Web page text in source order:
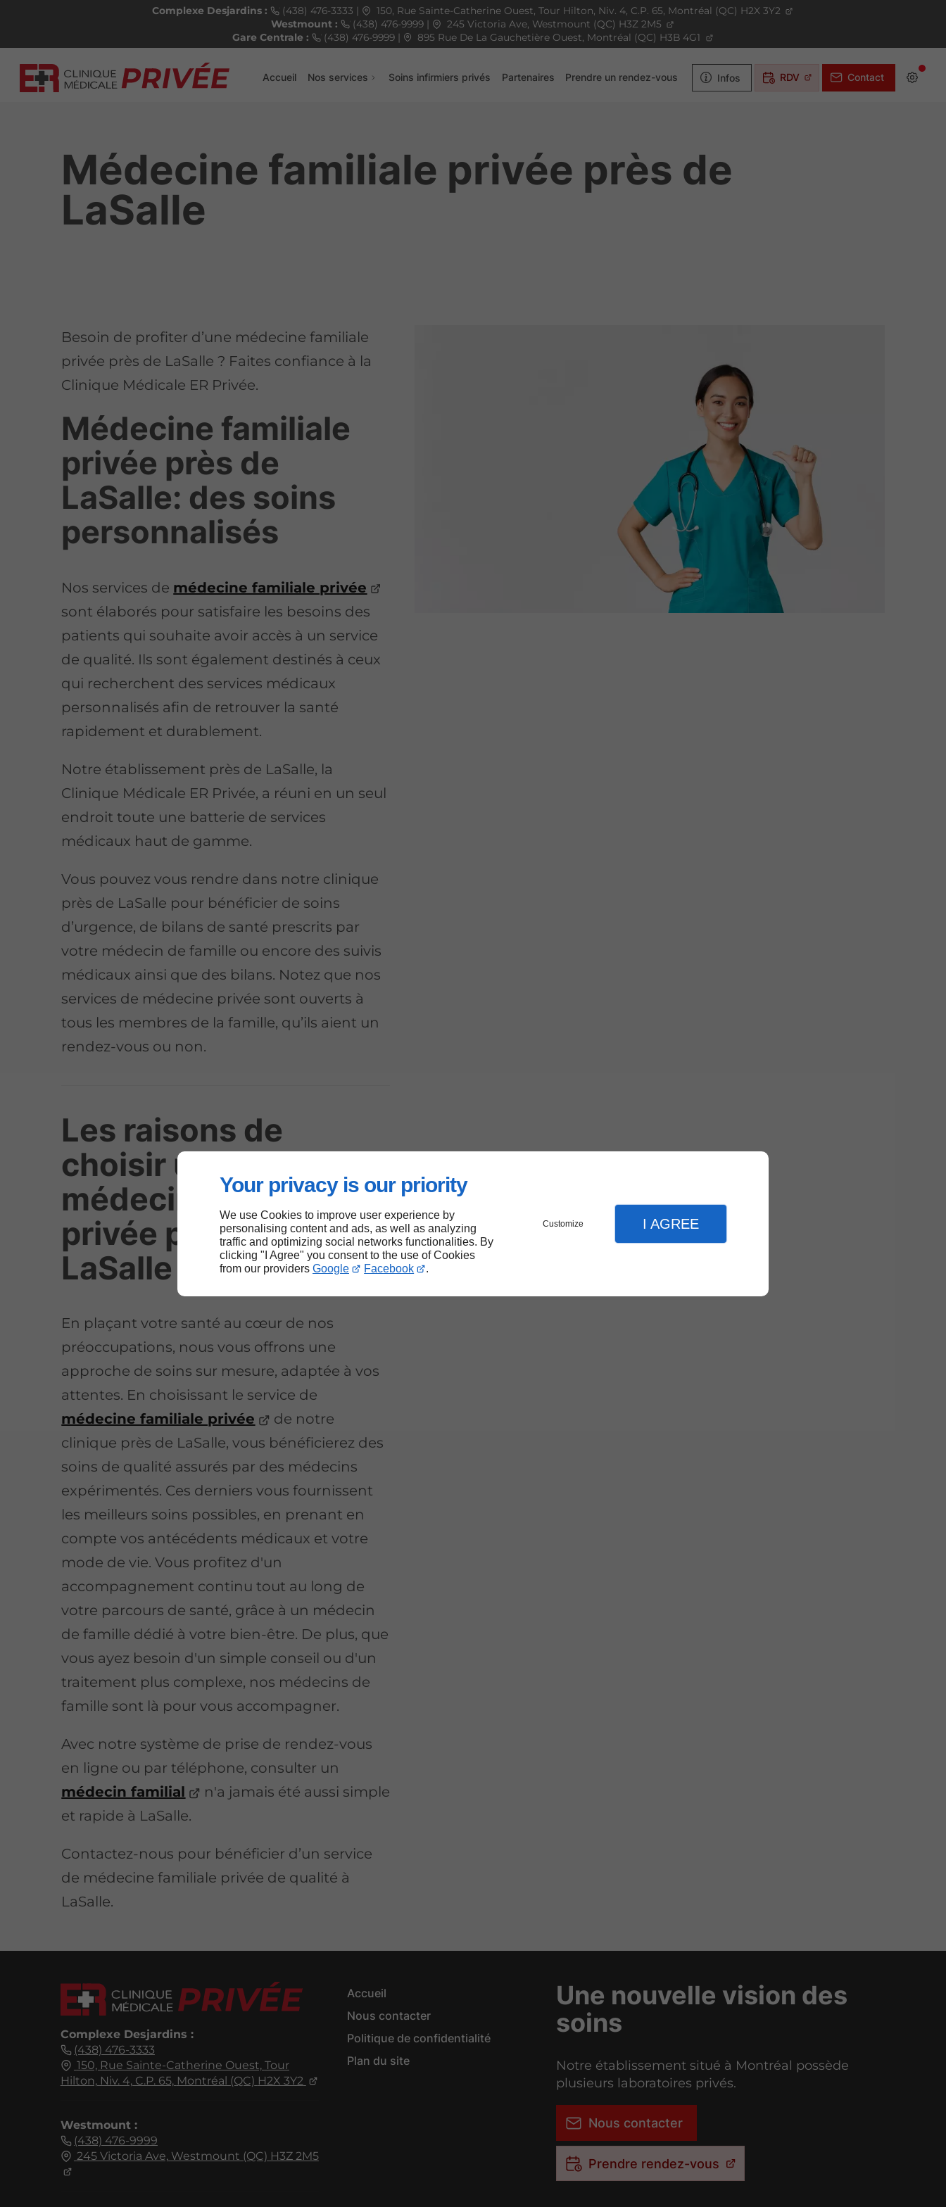
Your privacy is our priority
We use Cookies to improve user experience by
personalising content and ads, as well as analyzing
traffic and optimizing social networks functionalities. By
clicking "I Agree" you consent to the use of Cookies
from our providers Google Facebook .
Customize I AGREE
Complexe Desjardins : (438) 476-3333 | 150, Rue Sainte-Catherine Ouest, Tour Hilton, Niv. 4, C.P. 65, Montréal (QC) H2X 3Y2
Westmount : (438) 476-9999 | 245 Victoria Ave, Westmount (QC) H3Z 2M5
Gare Centrale : (438) 476-9999| 895 Rue De La Gauchetière Ouest, Montréal (QC) H3B 4G1
Accueil Nos services Soins infirmiers privés Partenaires Prendre un rendez-vous Infos RDV Contact
Médecine familiale privée près de
LaSalle
Besoin de profiter d’une médecine familiale
privée près de LaSalle ? Faites confiance à la
Clinique Médicale ER Privée.
Médecine familiale
privée près de
LaSalle: des soins
personnalisés
Nos services de médecine familiale privée
sont élaborés pour satisfaire les besoins des
patients qui souhaite avoir accès à un service
de qualité. Ils sont également destinés à ceux
qui recherchent des services médicaux
personnalisés afin de retrouver la santé
rapidement et durablement.
Notre établissement près de LaSalle, la
Clinique Médicale ER Privée, a réuni en un seul
endroit toute une batterie de services
médicaux haut de gamme.
Vous pouvez vous rendre dans notre clinique
près de LaSalle pour bénéficier de soins
d’urgence, de bilans de santé prescrits par
votre médecin de famille ou encore des suivis
médicaux ainsi que des bilans. Notez que nos
services de médecine privée sont ouverts à
tous les membres de la famille, qu’ils aient un
rendez-vous ou non.
Les raisons de
choisir une
médecine familiale
privée près de
LaSalle
En plaçant votre santé au cœur de nos
préoccupations, nous vous offrons une
approche de soins sur mesure, adaptée à vos
attentes. En choisissant le service de
médecine familiale privée
de notre
clinique près de LaSalle, vous bénéficierez des
soins de qualité assurés par des médecins
expérimentés. Ces derniers vous fournissent
les meilleurs soins possibles, en prenant en
compte vos antécédents médicaux et votre
mode de vie. Vous profitez d'un
accompagnement continu tout au long de
votre parcours de santé, grâce à un médecin
de famille dédié à votre bien-être. De plus, que
vous ayez besoin d'un simple conseil ou d'un
traitement plus complexe, nos médecins de
famille sont là pour vous accompagner.
Avec notre système de prise de rendez-vous
en ligne ou par téléphone, consulter un
médecin familial
n'a jamais été aussi simple
et rapide à LaSalle.
Contactez-nous pour bénéficier d’un service
de médecine familiale privée de qualité à
LaSalle.
Complexe Desjardins :
(438) 476-3333
150, Rue Sainte-Catherine Ouest, Tour
Hilton, Niv. 4, C.P. 65, Montréal (QC) H2X 3Y2
Westmount :
(438) 476-9999
245 Victoria Ave, Westmount (QC) H3Z 2M5
Accueil
Nous contacter
Politique de confidentialité
Plan du site
Une nouvelle vision des
soins
Notre établissement situé à Montréal possède
plusieurs laboratoires privés.
Nous contacter
Prendre rendez-vous